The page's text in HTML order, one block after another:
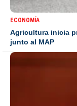
ECONOMÍA
Agricultura inicia
junto al MAP